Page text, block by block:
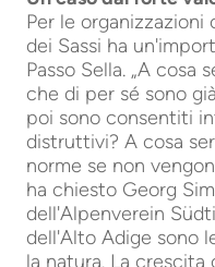
Per le
dei Sassi ha
Passo Sella. „A cosa
che di per sé sono
poi sono consentiti
distruttivi? A cosa
norme se non
ha chiesto Georg
dell'Alpenverein
dell'Alto Adige sono
la natura. La